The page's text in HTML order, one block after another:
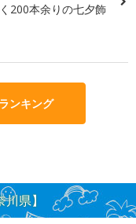
200本余りの七夕飾
ンキング
県】